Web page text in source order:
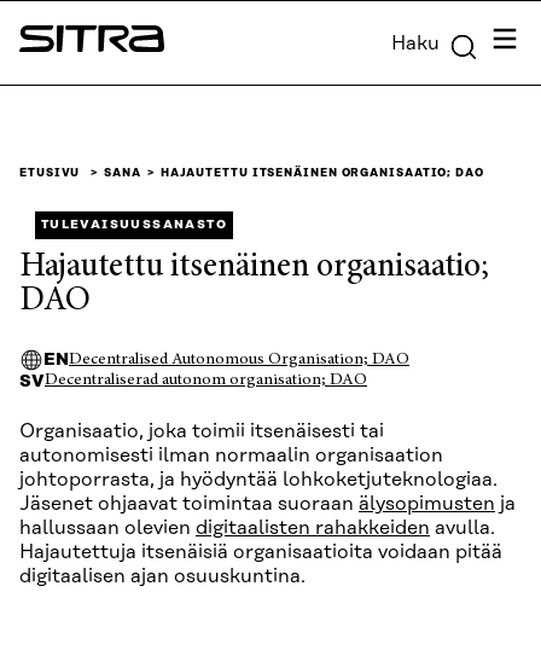
Siirry
suoraan
Sitra Haku
ETUSIVU SANA HAJAUTETTU ITSENÄINEN ORGANISAATIO; DAO
TULEVAISUUSSANASTO
Hajautettu itsenäinen organisaatio;
DAO
ENDecentralised Autonomous Organisation; DAO
SVDecentraliserad autonom organisation; DAO
Organisaatio, joka toimii itsenäisesti tai
autonomisesti ilman normaalin organisaation
johtoporrasta, ja hyödyntää lohkoketjuteknologiaa.
Jäsenet ohjaavat toimintaa suoraan älysopimusten ja
hallussaan olevien digitaalisten rahakkeiden avulla.
Hajautettuja itsenäisiä organisaatioita voidaan pitää
digitaalisen ajan osuuskuntina.